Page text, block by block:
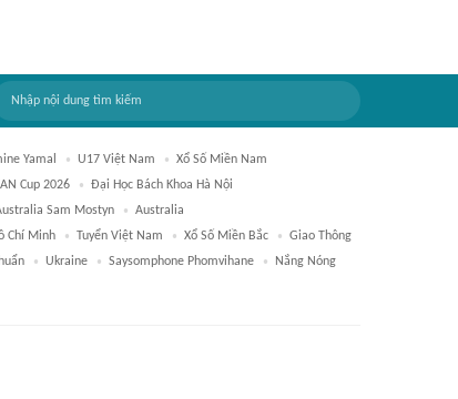
Yamal U17 Việt Nam
Xổ Số Miền Nam
Cup 2026
Đại Học Bách Khoa Hà Nội
Sam Mostyn
Australia
Chí Minh Tuyển Việt Nam Xổ Số Miền Bắc
Giao Thông
Ukraine Saysomphone Phomvihane
Nắng Nóng